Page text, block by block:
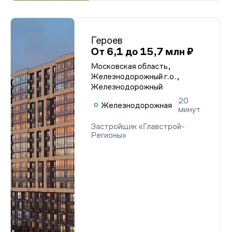
Героев
От 6,1 до 15,7 млн ₽
Московская область,
Железнодорожный г.о.,
Железнодорожный
Железнодорожная
20
минут
Застройщик «Главстрой-
Регионы»